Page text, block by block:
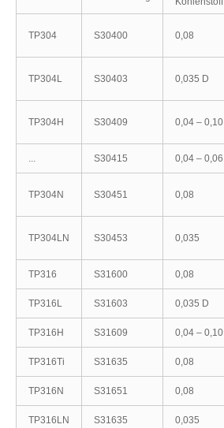
TP304 S30400 0,08
TP304L S30403 0,035 D
TP304H S30409 0,04 – 0,10
... S30415 0,04 – 0,06
TP304N S30451 0,08
TP304LN S30453 0,035
TP316 S31600 0,08
TP316L S31603 0,035 D
TP316H S31609 0,04 – 0,10
TP316Ti S31635 0,08
TP316N S31651 0,08
TP316LN S31635 0,035